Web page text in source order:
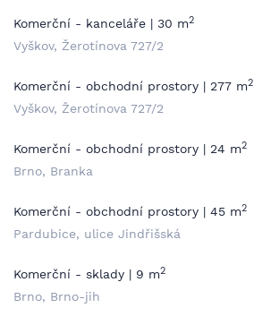
Komerční - kanceláře | 30 m2
Vyškov, Žerotínova 727/2
Komerční - obchodní prostory | 277 m2
Vyškov, Žerotínova 727/2
Komerční - obchodní prostory | 24 m2
Brno, Branka
Komerční - obchodní prostory | 45 m2
Pardubice, ulice Jindřišská
Komerční - sklady | 9 m2
Brno, Brno-jih